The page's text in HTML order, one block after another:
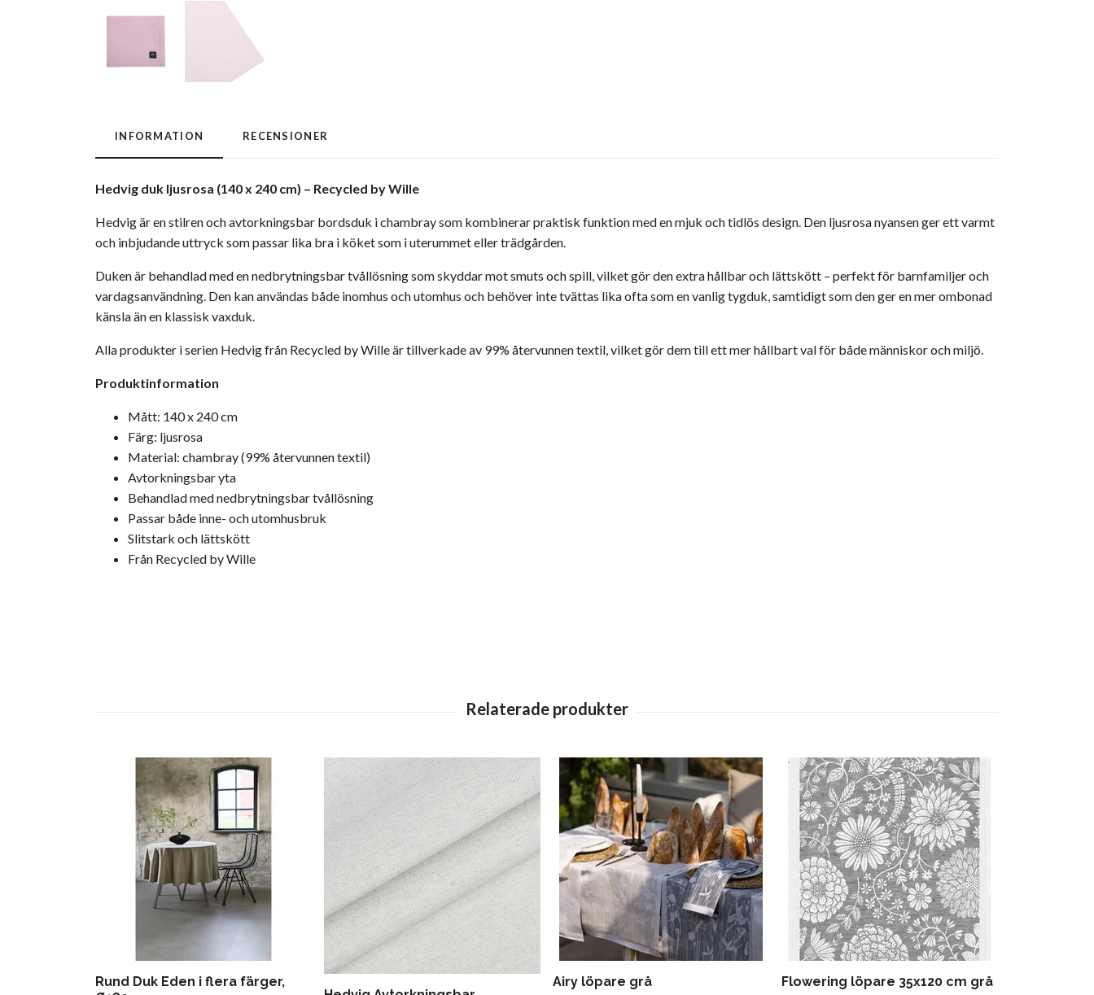
INFORMATION RECENSIONER
Hedvig duk ljusrosa (140 x 240 cm) – Recycled by Wille
Hedvig är en stilren och avtorkningsbar bordsduk i chambray som kombinerar praktisk funktion med en mjuk och tidlös design. Den ljusrosa nyansen ger ett varmt
och inbjudande uttryck som passar lika bra i köket som i uterummet eller trädgården.
Duken är behandlad med en nedbrytningsbar tvållösning som skyddar mot smuts och spill, vilket gör den extra hållbar och lättskött – perfekt för barnfamiljer och
vardagsanvändning. Den kan användas både inomhus och utomhus och behöver inte tvättas lika ofta som en vanlig tygduk, samtidigt som den ger en mer ombonad
känsla än en klassisk vaxduk.
Alla produkter i serien Hedvig från Recycled by Willeär tillverkade av 99% återvunnen textil, vilket gör dem till ett mer hållbart val för både människor och miljö.
Produktinformation
Mått: 140 x 240 cm
Färg: ljusrosa
Material: chambray (99% återvunnen textil)
Avtorkningsbar yta
Behandlad med nedbrytningsbar tvållösning
Passar både inne- och utomhusbruk
Slitstark och lättskött
Från Recycled by Wille
Rund Duk Eden i flera färger,
Airy löpare grå Flowering löpare 35x120 cm grå